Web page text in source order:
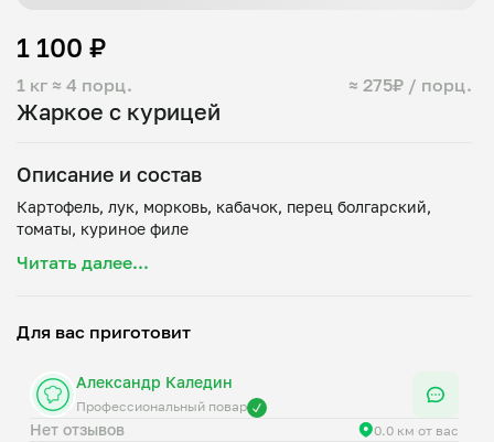
Жаркое с курицей
1 кг ≈ 4 порц. ≈ 275₽ / порц.
1 100 ₽
Описание и состав
Картофель, лук, морковь, кабачок, перец болгарский,
Читать далее...
Для вас приготовит
Александр Каледин
Профессиональный повар
Нет отзывов 0.0 км от вас